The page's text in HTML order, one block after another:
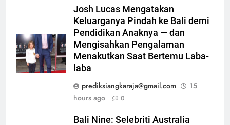
Josh Lucas Mengatakan
Keluarganya Pindah ke Bali demi
Pendidikan Anaknya — dan
Mengisahkan Pengalaman
Menakutkan Saat Bertemu Laba-
laba
prediksiangkaraja@gmail.com
15
hours ago
0
Bali Nine: Selebriti Australia